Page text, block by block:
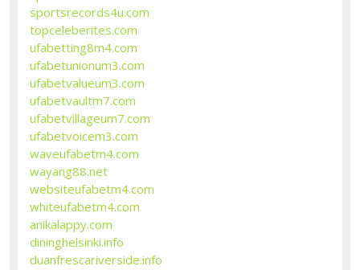
sportsrecords4u.com
topceleberites.com
ufabetting8m4.com
ufabetunionum3.com
ufabetvalueum3.com
ufabetvaultm7.com
ufabetvillageum7.com
ufabetvoicem3.com
waveufabetm4.com
wayang88.net
websiteufabetm4.com
whiteufabetm4.com
anikalappy.com
dininghelsinki.info
duanfrescariverside.info